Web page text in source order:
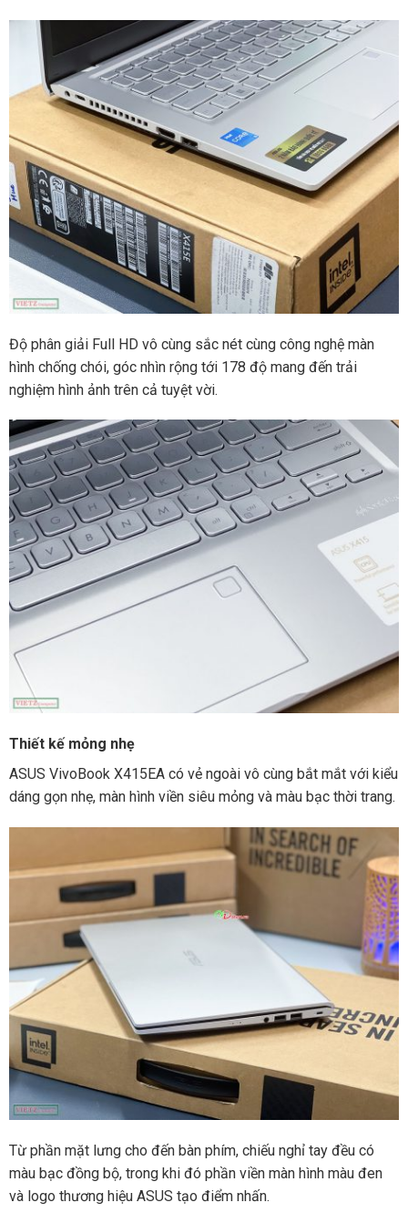
Độ phân giải Full HD vô cùng sắc nét cùng công nghệ màn
hình chống chói, góc nhìn rộng tới 178 độ mang đến trải
nghiệm hình ảnh trên cả tuyệt vời.
Thiết kế mỏng nhẹ
ASUS VivoBook X415EA có vẻ ngoài vô cùng bắt mắt với kiểu
dáng gọn nhẹ, màn hình viền siêu mỏng và màu bạc thời trang.
Từ phần mặt lưng cho đến bàn phím, chiếu nghỉ tay đều có
màu bạc đồng bộ, trong khi đó phần viền màn hình màu đen
và logo thương hiệu ASUS tạo điểm nhấn.